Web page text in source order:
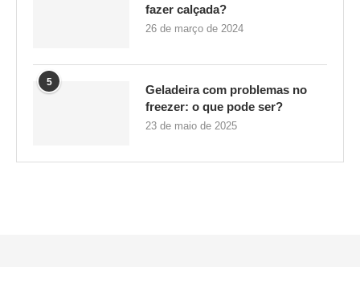
fazer calçada?
26 de março de 2024
5
Geladeira com problemas no
freezer: o que pode ser?
23 de maio de 2025